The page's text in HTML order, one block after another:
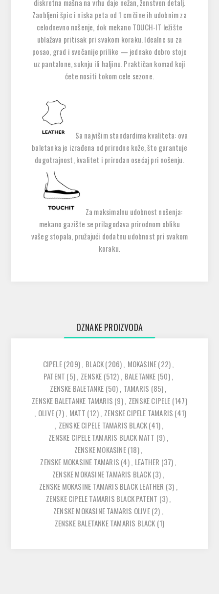
diskretna mašna na vrhu daje nežan, ženstven detalj.
Zaobljeni špic i niska peta od 1 cm čine ih udobnim za
celodnevno nošenje, dok mekano TOUCH-IT ležište
ublažava pritisak pri svakom koraku. Idealne su za
posao, grad i svečanije prilike — jednako dobro stoje
uz pantalone, suknju ili haljinu. Praktičan komad koji
ćete nositi tokom cele sezone.
Sa najvišim standardima kvaliteta: ova
baletanka je izrađena od prirodne kože, što garantuje
dugotrajnost, kvalitet i prirodan osećaj pri nošenju.
Za maksimalnu udobnost nošenja:
mekano gazište se prilagođava prirodnom obliku
vašeg stopala, pružajući dodatnu udobnost pri svakom
koraku.
OZNAKE PROIZVODA
CIPELE(209), BLACK(206), MOKASINE(22),
PATENT (5), ZENSKE (512) , BALETANKE (50),
ZENSKE BALETANKE (50) , TAMARIS (85),
ZENSKE BALETANKE TAMARIS (9), ZENSKE CIPELE (147)
, OLIVE(7), MATT (12), ZENSKE CIPELE TAMARIS (41)
, ZENSKE CIPELE TAMARIS BLACK(41),
ZENSKE CIPELE TAMARIS BLACK MATT (9) ,
ZENSKE MOKASINE(18),
ZENSKE MOKASINE TAMARIS (4), LEATHER (37),
ZENSKE MOKASINE TAMARIS BLACK(3) ,
ZENSKE MOKASINE TAMARIS BLACK LEATHER (3) ,
ZENSKE CIPELE TAMARIS BLACK PATENT (3),
ZENSKE MOKASINE TAMARIS OLIVE(2) ,
ZENSKE BALETANKE TAMARIS BLACK (1)